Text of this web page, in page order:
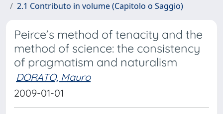
2.1 Contributo in volume (Capitolo o Saggio)
Peirce’s method of tenacity and the
method of science: the consistency
of pragmatism and naturalism
DORATO, Mauro
2009-01-01